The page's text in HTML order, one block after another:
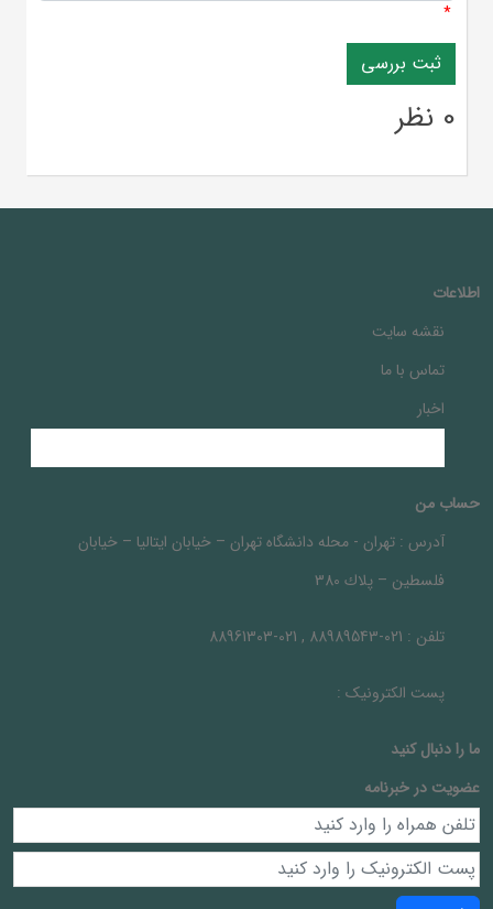
*
0 نظر
اطلاعات
نقشه سایت
تماس با ما
اخبار
حساب من
آدرس : تهران - محله دانشگاه تهران – خيابان ايتاليا – خيابان
فلسطين – پلاك 380
تلفن : 021-88989543 , 021-88961303
پست الکترونیک :
ما را دنبال کنيد
عضویت در خبرنامه